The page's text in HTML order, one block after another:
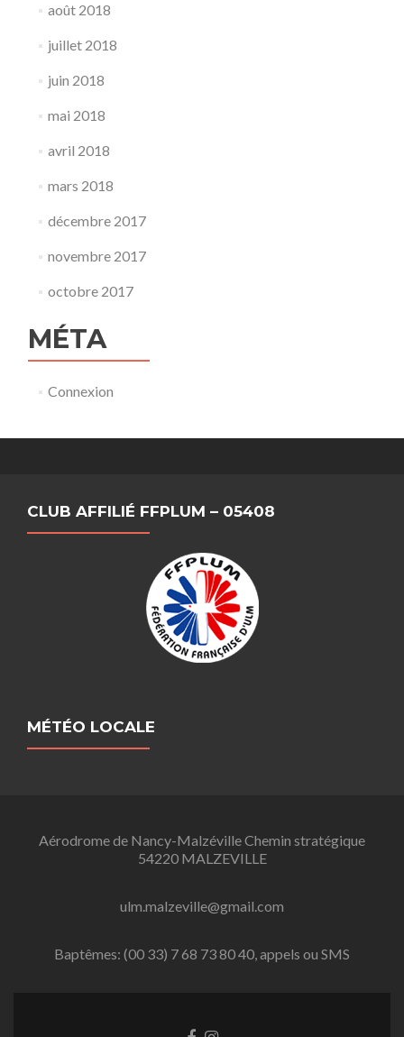
août 2018
juillet 2018
juin 2018
mai 2018
avril 2018
mars 2018
décembre 2017
novembre 2017
octobre 2017
MÉTA
Connexion
CLUB AFFILIÉ FFPLUM – 05408
MÉTÉO LOCALE
Aérodrome de Nancy-Malzéville Chemin stratégique
54220 MALZEVILLE
ulm.malzeville@gmail.com
Baptêmes: (00 33) 7 68 73 80 40, appels ou SMS